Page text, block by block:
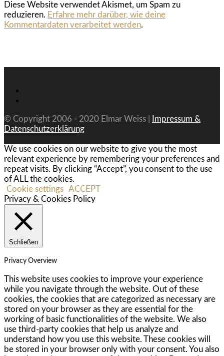
Diese Website verwendet Akismet, um Spam zu
reduzieren. Erfahre mehr darüber, wie deine
Kommentardaten verarbeitet werden.
© Copyright 2006 - 2020 Elmar Weiss |
Impressum &
Datenschutzerklärung
We use cookies on our website to give you the most
relevant experience by remembering your preferences and
repeat visits. By clicking “Accept”, you consent to the use
of ALL the cookies.
Cookie settings ACCEPT
Privacy & Cookies Policy
Schließen
Privacy Overview
This website uses cookies to improve your experience
while you navigate through the website. Out of these
cookies, the cookies that are categorized as necessary are
stored on your browser as they are essential for the
working of basic functionalities of the website. We also
use third-party cookies that help us analyze and
understand how you use this website. These cookies will
be stored in your browser only with your consent. You also